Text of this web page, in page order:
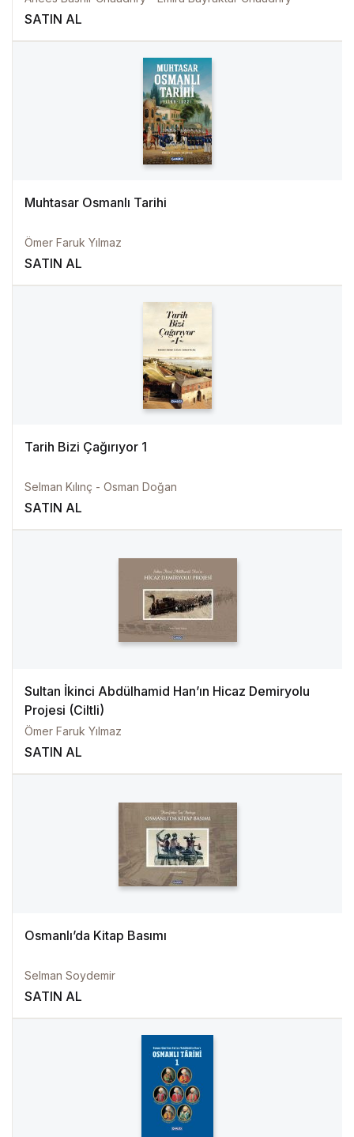
SATIN AL
Muhtasar Osmanlı Tarihi
Ömer Faruk Yılmaz
SATIN AL
Tarih Bizi Çağırıyor 1
Selman Kılınç - Osman Doğan
SATIN AL
Sultan İkinci Abdülhamid Han’ın Hicaz Demiryolu
Projesi (Ciltli)
Ömer Faruk Yılmaz
SATIN AL
Osmanlı’da Kitap Basımı
Selman Soydemir
SATIN AL